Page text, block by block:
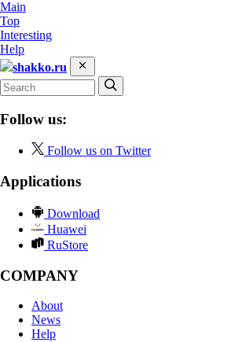
Main
Top
Interesting
Help
shakko.ru
Follow us:
Follow us on Twitter
Applications
Download
Huawei
RuStore
COMPANY
About
News
Help